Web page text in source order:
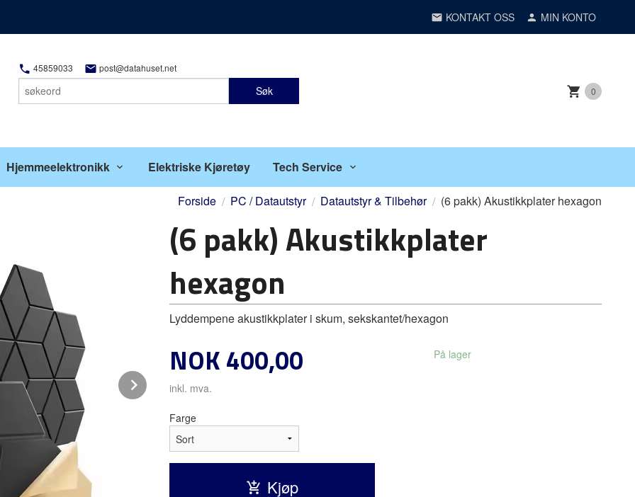
KONTAKT OSS MIN KONTO
45859033 post@datahuset.net
Søk 0
Hjemmeelektronikk Elektriske Kjøretøy Tech Service
Forside PC / Datautstyr Datautstyr & Tilbehør (6 pakk) Akustikkplater hexagon
Next
(6 pakk) Akustikkplater
hexagon
Lyddempene akustikkplater i skum, sekskantet/hexagon
Pris
NOK400,00
inkl. mva.
På lager
Farge
Kjøp